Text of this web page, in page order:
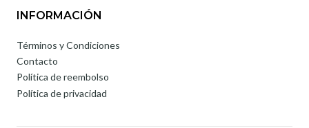
INFORMACIÓN
Términos y Condiciones
Contacto
Política de reembolso
Política de privacidad